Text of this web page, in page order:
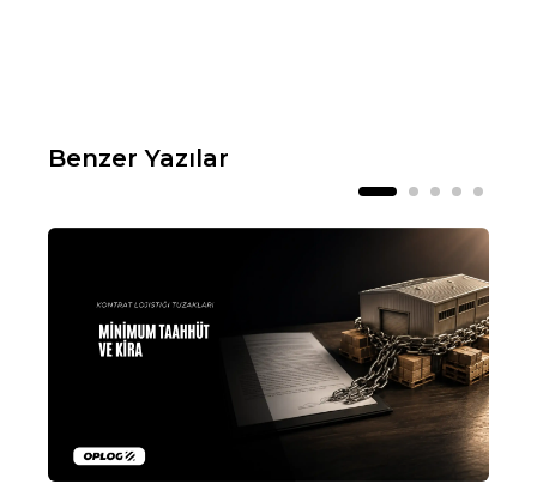
Benzer Yazılar